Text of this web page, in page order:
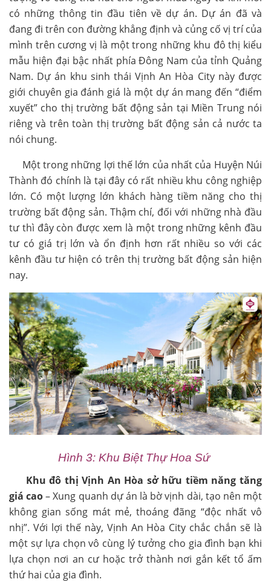
có những thông tin đầu tiên về dự án. Dự án đã và
đang đi trên con đường khẳng định và củng cố vị trí của
mình trên cương vị là một trong những khu đô thị kiểu
mẫu hiện đại bậc nhất phía Đông Nam của tỉnh Quảng
Nam. Dự án khu sinh thái Vịnh An Hòa City này được
giới chuyên gia đánh giá là một dự án mang đến “điểm
xuyết” cho thị trường bất động sản tại Miền Trung nói
riêng và trên toàn thị trường bất động sản cả nước ta
nói chung.
Một trong những lợi thế lớn của nhất của Huyện Núi
Thành đó chính là tại đây có rất nhiều khu công nghiệp
lớn. Có một lượng lớn khách hàng tiềm năng cho thị
trường bất động sản. Thậm chí, đối với những nhà đầu
tư thì đây còn được xem là một trong những kênh đầu
tư có giá trị lớn và ổn định hơn rất nhiều so với các
kênh đầu tư hiện có trên thị trường bất động sản hiện
nay.
Hình 3: Khu Biệt Thự Hoa Sứ
Khu đô thị Vịnh An Hòa sở hữu tiềm năng tăng
giá cao– Xung quanh dự án là bờ vịnh dài, tạo nên một
không gian sống mát mẻ, thoáng đãng “độc nhất vô
nhị”. Với lợi thế này, Vịnh An Hòa City chắc chắn sẽ là
một sự lựa chọn vô cùng lý tưởng cho gia đình bạn khi
lựa chọn nơi an cư hoặc trở thành nơi gắn kết tổ ấm
thứ hai của gia đình.